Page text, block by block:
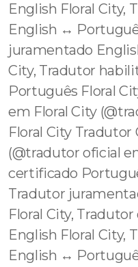
English Floral City,
English ↔️
juramentado
City, Tradutor
Português Floral
em Floral City
Floral City Tradutor
(@tradutor oficial
certificado
Tradutor
Floral City,
English Floral City,
English ↔️